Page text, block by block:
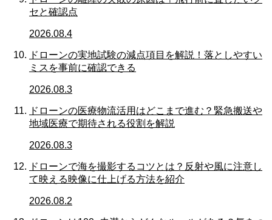
セと確認点
2026.08.4
ドローンの実地試験の減点項目を解説！落としやすい
ミスを事前に確認できる
2026.08.3
ドローンの医療物流活用はどこまで進む？緊急搬送や
地域医療で期待される役割を解説
2026.08.3
ドローンで海を撮影するコツとは？反射や風に注意し
て映える映像に仕上げる方法を紹介
2026.08.2